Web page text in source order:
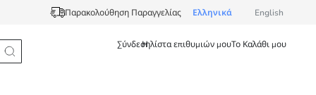
Παρακολούθηση Παραγγελίας Ελληνικά English
ΣύνδεσηΗ λίστα επιθυμιών μουΤο Καλάθι μου